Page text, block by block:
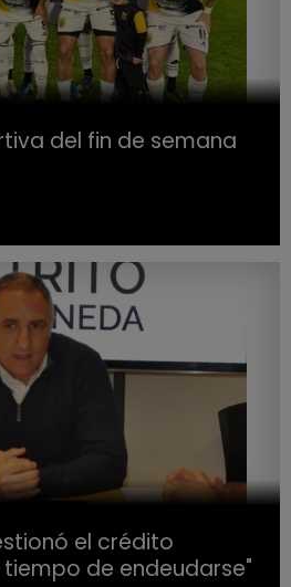
del fin de semana
el crédito
tiempo de endeudarse"